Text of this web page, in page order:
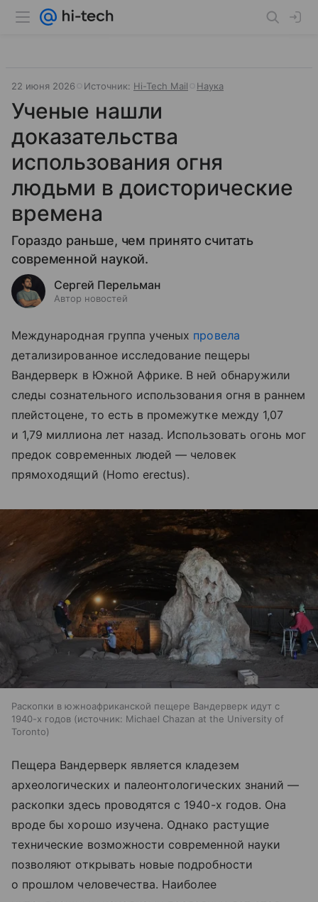
22 июня 2026 Источник: Hi-Tech Mail Наука
Ученые нашли
доказательства
использования огня
людьми в доисторические
времена
Гораздо раньше, чем принято считать
современной наукой.
Сергей Перельман
Автор новостей
Международная группа ученых провела
детализированное исследование пещеры
Вандерверк в Южной Африке. В ней обнаружили
следы сознательного использования огня в раннем
плейстоцене, то есть в промежутке между 1,07
и 1,79 миллиона лет назад. Использовать огонь мог
предок современных людей — человек
прямоходящий (Homo erectus).
Раскопки в южноафриканской пещере Вандерверк идут с
1940-х годов
источник: Michael Chazan at the University of
Toronto
Пещера Вандерверк является кладезем
археологических и палеонтологических знаний —
раскопки здесь проводятся с 1940-х годов. Она
вроде бы хорошо изучена. Однако растущие
технические возможности современной науки
позволяют открывать новые подробности
о прошлом человечества. Наиболее